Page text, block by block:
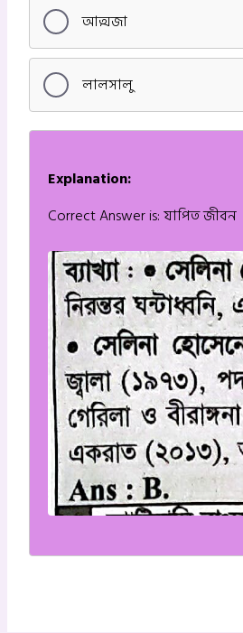
আত্মজা
লালসালু
Explanation:
Correct Answer is: যাপিত জীবন